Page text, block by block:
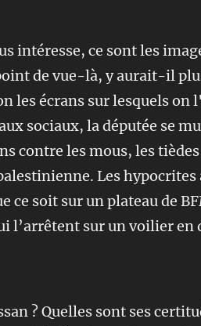
intéresse, ce sont les
de vue-là, y aurait-il
les écrans sur lesquels on
sociaux, la députée se
contre les mous, les
Les hypocrites
ce soit sur un plateau de
l’arrêtent sur un voilier en
? Quelles sont ses